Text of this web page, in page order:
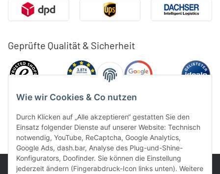
Wie wir Cookies & Co nutzen
Durch Klicken auf „Alle akzeptieren“ gestatten Sie den
Einsatz folgender Dienste auf unserer Website: Technisch
notwendig, YouTube, ReCaptcha, Google Analytics,
Google Ads, dash.bar, Analyse des Plug-und-Shine-
Konfigurators, Doofinder. Sie können die Einstellung
jederzeit ändern (Fingerabdruck-Icon links unten). Weitere
Geprüfte Qualität & Sicherheit